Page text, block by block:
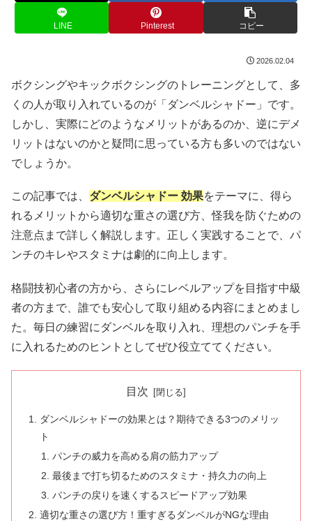
LINE Pinterest コピー
2026.02.04
ボクシングやキックボクシングのトレーニングとして、多
くの人が取り入れているのが「ダンベルシャドー」です。
しかし、実際にどのようなメリットがあるのか、逆にデメ
リットはないのかと疑問に思っている方も多いのではない
でしょうか。
この記事では、 ダンベルシャドー 効果をテーマに、得ら
れるメリットから適切な重さの選び方、怪我を防ぐための
注意点まで詳しく解説します。正しく実践することで、パ
ンチのキレやスタミナは劇的に向上します。
格闘技初心者の方から、さらにレベルアップを目指す中級
者の方まで、誰でも安心して取り組める内容にまとめまし
た。毎日の練習にダンベルを取り入れ、理想のパンチを手
に入れるためのヒントとしてぜひ役立ててください。
目次
ダンベルシャドーの効果とは？期待できる3つのメリッ
ト
パンチの威力を高める肩の筋力アップ
最後まで打ち切るためのスタミナ・持久力の向上
パンチの戻りを速くするスピードアップ効果
適切な重さの選び方！重すぎるダンベルがNGな理由